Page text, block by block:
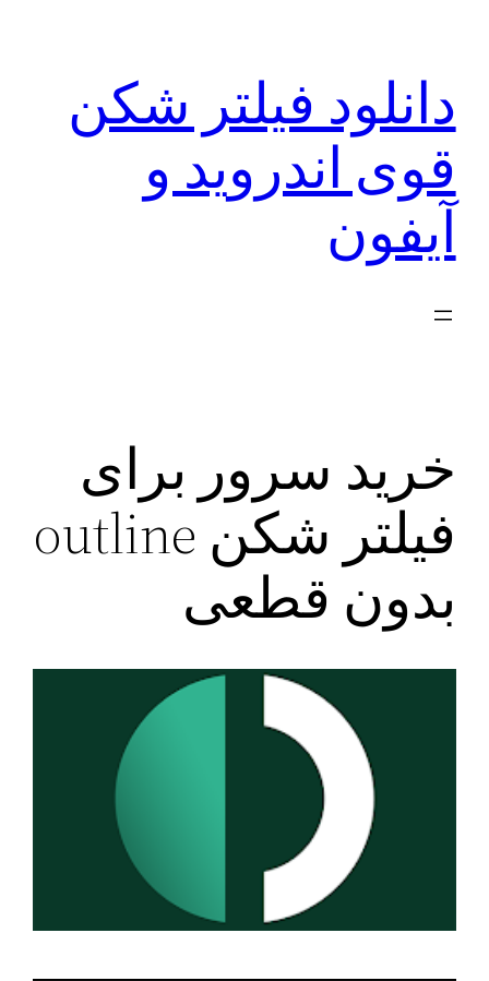
دانلود فیلتر شکن
قوی اندروید و
آیفون
خرید سرور برای
فیلتر شکن outline
بدون قطعی